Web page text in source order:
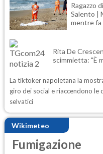
Ragazzo
Salento |
mentre fa
Rita De
scimmietta: "È
La tiktoker napoletana la
giro dei social e riaccendono le
selvatici
Wikimeteo
Fumigazione